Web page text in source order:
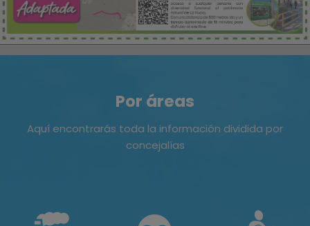
Por áreas
Aquí encontrarás toda la información dividida por
concejalías